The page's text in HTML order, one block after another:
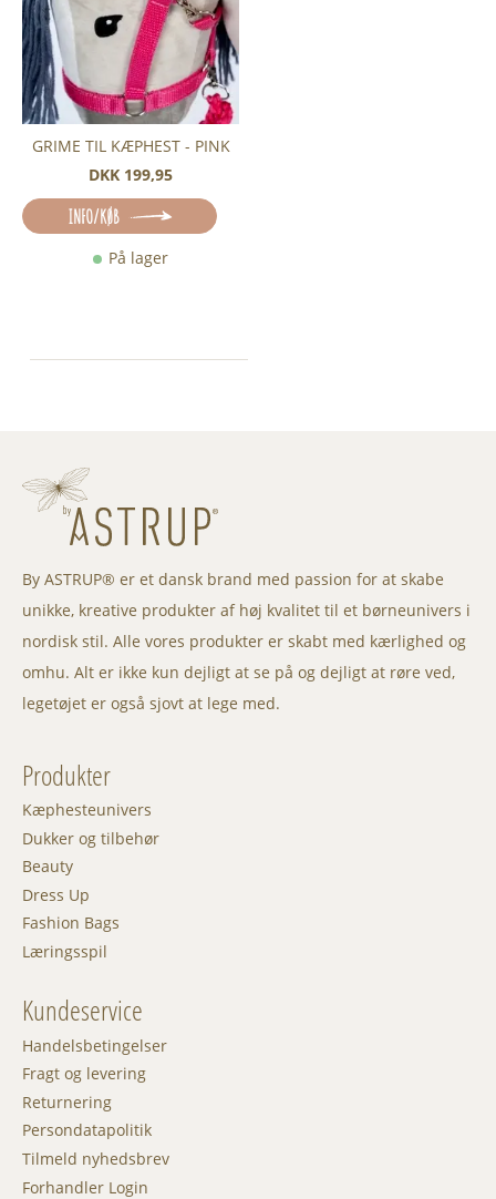
GRIME TIL KÆPHEST - PINK
DKK 199,95
INFO/KØB
På lager
By ASTRUP® er et dansk brand med passion for at skabe
unikke, kreative produkter af høj kvalitet til et børneunivers i
nordisk stil. Alle vores produkter er skabt med kærlighed og
omhu. Alt er ikke kun dejligt at se på og dejligt at røre ved,
legetøjet er også sjovt at lege med.
Produkter
Kæphesteunivers
Dukker og tilbehør
Beauty
Dress Up
Fashion Bags
Læringsspil
Kundeservice
Handelsbetingelser
Fragt og levering
Returnering
Persondatapolitik
Tilmeld nyhedsbrev
Forhandler Login